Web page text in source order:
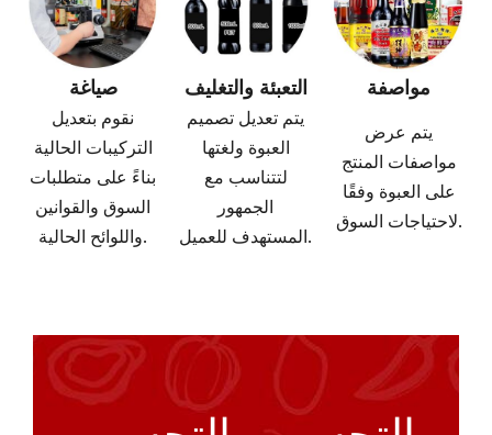
صياغة التعبئة والتغليف مواصفة
نقوم بتعديل
التركيبات الحالية
بناءً على متطلبات
السوق والقوانين
واللوائح الحالية.
يتم تعديل تصميم
العبوة ولغتها
لتتناسب مع
الجمهور
المستهدف للعميل.
يتم عرض
مواصفات المنتج
على العبوة وفقًا
لاحتياجات السوق.